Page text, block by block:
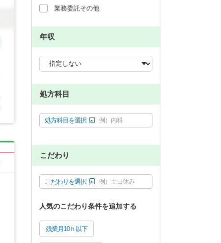
業務委託その他
年収
処方科目
処方科目を選択 例）内科
こだわり
こだわりを選択 例）土日休み
人気のこだわり条件を追加する
残業月10ｈ以下